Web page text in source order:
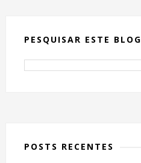
PESQUISAR ESTE BLOG
POSTS RECENTES